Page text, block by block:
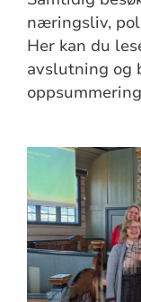
næringsliv,
Her kan du
avslutning og